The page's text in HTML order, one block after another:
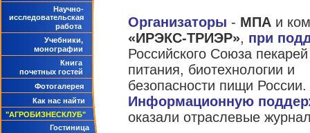
Научно-
исследовательская
работа
Учебники,
монографии
Книга
почетных гостей
Фотогалерея
Как нас найти
"АГРОБИЗНЕСКЛУБ"
Гостиница
Организаторы - МПА и
«ИРЭКС-ТРИЭР», при
Российского Союза
питания, биотехнологии и
безопасности пищи России.
Информационную
оказали отраслевые